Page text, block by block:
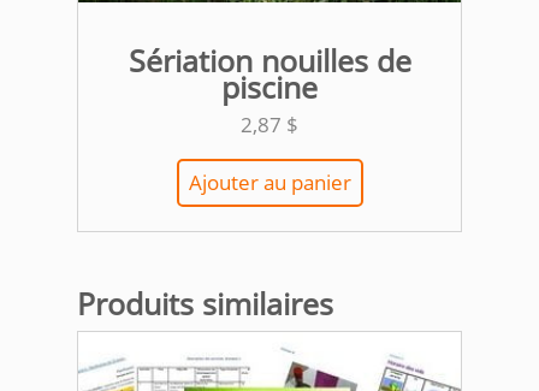
Sériation nouilles de
piscine
2,87 $
Ajouter au panier
Produits similaires